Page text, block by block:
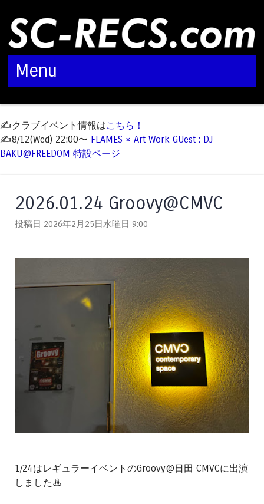
Menu
✍️クラブイベント情報はこちら！
✍️8/12(Wed) 22:00〜 FLAMES × Art Work GUest : DJ
BAKU@FREEDOM 特設ページ
2026.01.24 Groovy@CMVC
投稿日 2026年2月25日水曜日 9:00
1/24はレギュラーイベントのGroovy@日田 CMVCに出演
しました♨︎